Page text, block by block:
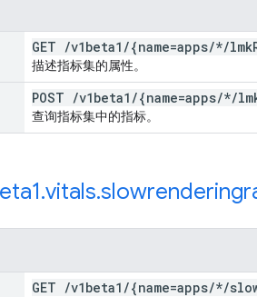
GET /v1beta1 /{name=apps/*/lmk
描述指标集的属性。
POST /v1beta1 /{name=apps/*/
查询指标集中的指标。
.vitals.
GET /v1beta1 /{name=apps/*/